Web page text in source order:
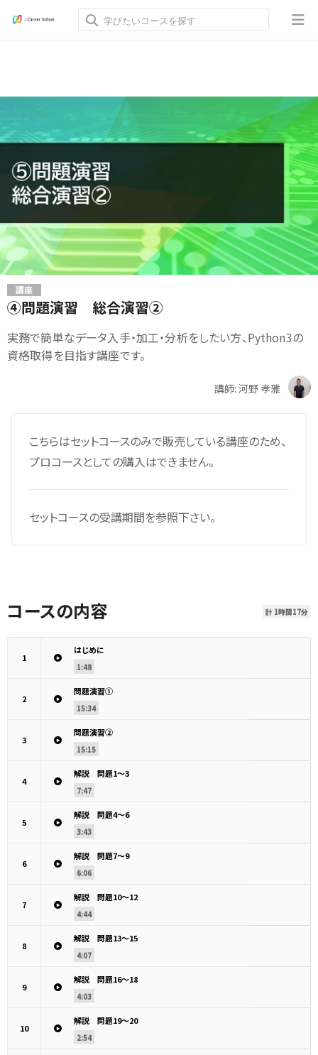
講座
④問題演習 総合演習②
実務で簡単なデータ入手・加工・分析をしたい方、Python3の
資格取得を目指す講座です。
講師: 河野 孝雅
こちらはセットコースのみで販売している講座のため、
プロコースとしての購入はできません。
セットコースの受講期間を参照下さい。
コースの内容 計 1時間17分
1
はじめに
1:48
2
問題演習①
15:34
3
問題演習②
15:15
4
解説 問題1〜3
7:47
5
解説 問題4〜6
3:43
6
解説 問題7〜9
6:06
7
解説 問題10〜12
4:44
8
解説 問題13〜15
4:07
9
解説 問題16〜18
4:03
10
解説 問題19〜20
2:54